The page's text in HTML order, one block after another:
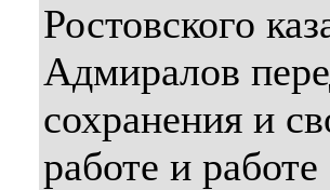
Ростовского
Адмиралов
сохранения и
работе и